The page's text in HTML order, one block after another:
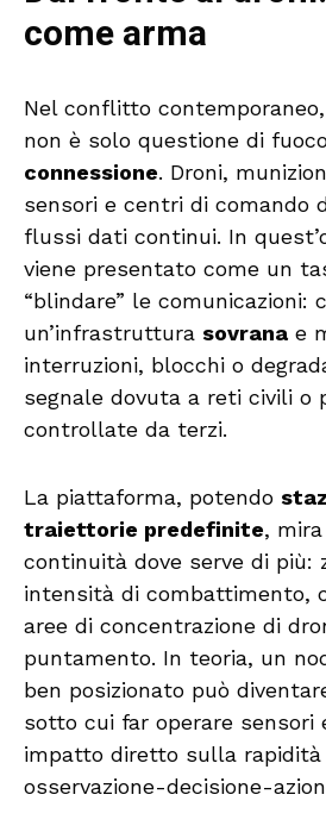
come arma
Nel conflitto
non è solo questione di
connessione. Droni,
sensori e centri di comando
flussi dati continui. In
viene presentato come un
“blindare” le comunicazioni:
un’infrastruttura sovrana e
interruzioni, blocchi o
segnale dovuta a reti civili o
controllate da terzi.
La piattaforma, potendo
traiettorie predefinite,
continuità dove serve di più:
intensità di combattimento,
aree di concentrazione di
puntamento. In teoria, un
ben posizionato può
sotto cui far operare sensori
impatto diretto sulla
osservazione-decisione-